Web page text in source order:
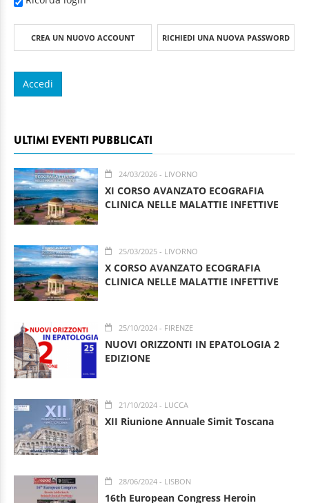
CREA UN NUOVO ACCOUNT RICHIEDI UNA NUOVA PASSWORD
ULTIMI EVENTI PUBBLICATI
24/03/2026 - LIVORNO
XI CORSO AVANZATO ECOGRAFIA
CLINICA NELLE MALATTIE INFETTIVE
25/03/2025 - LIVORNO
X CORSO AVANZATO ECOGRAFIA
CLINICA NELLE MALATTIE INFETTIVE
25/10/2024 - FIRENZE
NUOVI ORIZZONTI IN EPATOLOGIA 2
EDIZIONE
21/10/2024 - LUCCA
XII Riunione Annuale Simit Toscana
28/06/2024 - LISBON
16th European Congress Heroin